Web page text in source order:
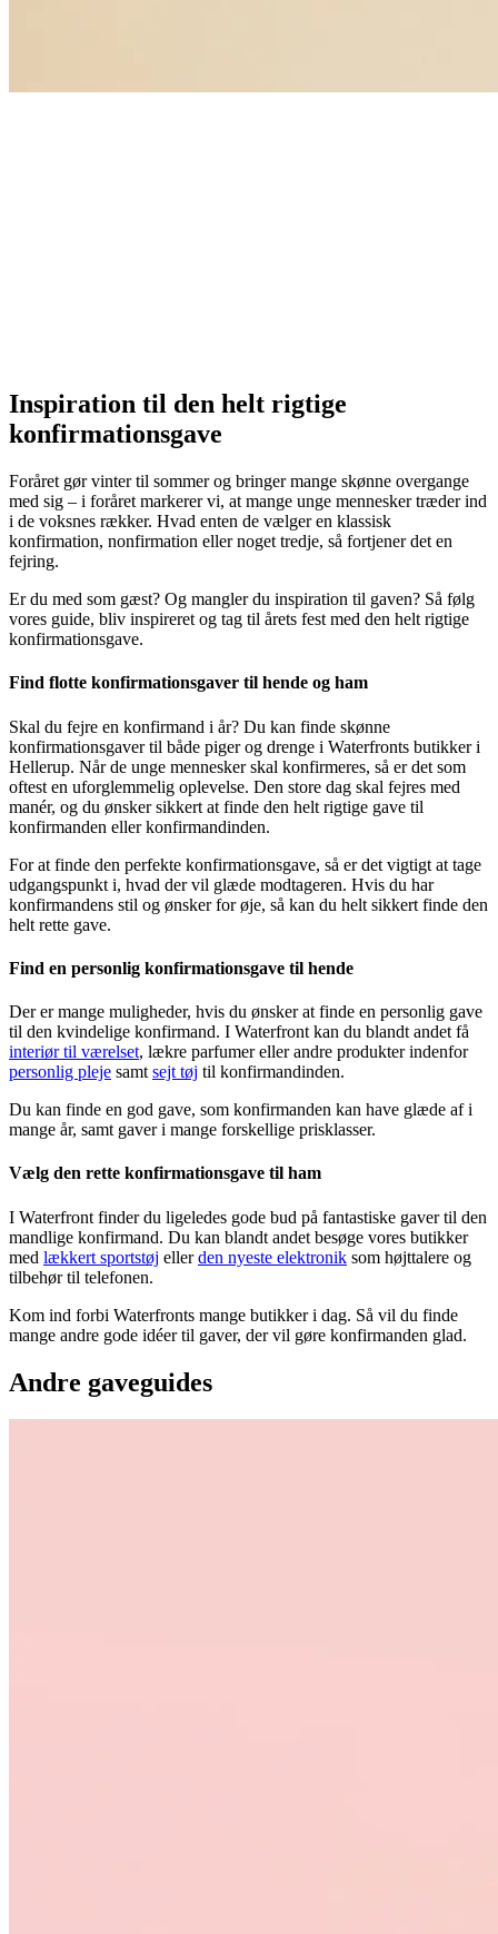
Inspiration til den helt rigtige
konfirmationsgave
Foråret gør vinter til sommer og bringer mange skønne overgange
med sig – i foråret markerer vi, at mange unge mennesker træder ind
i de voksnes rækker. Hvad enten de vælger en klassisk
konfirmation, nonfirmation eller noget tredje, så fortjener det en
fejring.
Er du med som gæst? Og mangler du inspiration til gaven? Så følg
vores guide, bliv inspireret og tag til årets fest med den helt rigtige
konfirmationsgave.
Find flotte konfirmationsgaver til hende og ham
Skal du fejre en konfirmand i år? Du kan finde skønne
konfirmationsgaver til både piger og drenge i Waterfronts butikker i
Hellerup. Når de unge mennesker skal konfirmeres, så er det som
oftest en uforglemmelig oplevelse. Den store dag skal fejres med
manér, og du ønsker sikkert at finde den helt rigtige gave til
konfirmanden eller konfirmandinden.
For at finde den perfekte konfirmationsgave, så er det vigtigt at tage
udgangspunkt i, hvad der vil glæde modtageren. Hvis du har
konfirmandens stil og ønsker for øje, så kan du helt sikkert finde den
helt rette gave.
Find en personlig konfirmationsgave til hende
Der er mange muligheder, hvis du ønsker at finde en personlig gave
til den kvindelige konfirmand. I Waterfront kan du blandt andet få
interiør til værelset, lækre parfumer eller andre produkter indenfor
personlig pleje samt sejt tøj til konfirmandinden.
Du kan finde en god gave, som konfirmanden kan have glæde af i
mange år, samt gaver i mange forskellige prisklasser.
Vælg den rette konfirmationsgave til ham
I Waterfront finder du ligeledes gode bud på fantastiske gaver til den
mandlige konfirmand. Du kan blandt andet besøge vores butikker
med lækkert sportstøj ellerden nyeste elektronik som højttalere og
tilbehør til telefonen.
Kom ind forbi Waterfronts mange butikker i dag. Så vil du finde
mange andre gode idéer til gaver, der vil gøre konfirmanden glad.
Andre gaveguides